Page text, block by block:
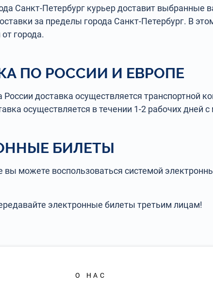
Санкт-Петербург курьер доставит выбранные
за пределы города Санкт-Петербург. В
от города.
ПО РОССИИ И ЕВРОПЕ
России доставка осуществляется
осуществляется в течении 1-2 рабочих дней
БИЛЕТЫ
можете воспользоваться системой
электронные билеты третьим лицам!
О НАС